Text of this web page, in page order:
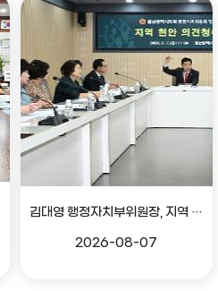
김대영 행정자치부위원장, 지역 현안 의견 청취 간담회
2026-08-07